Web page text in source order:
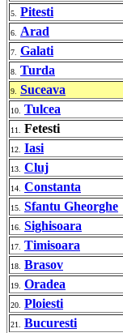
5. Pitesti
6. Arad
7. Galati
8. Turda
9. Suceava
10. Tulcea
11. Fetesti
12. Iasi
13. Cluj
14. Constanta
15. Sfantu Gheorghe
16. Sighisoara
17. Timisoara
18. Brasov
19. Oradea
20. Ploiesti
21. Bucuresti